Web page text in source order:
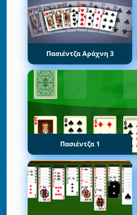
Πασιέντζα Αράχνη 3
Πασιέντζα 1